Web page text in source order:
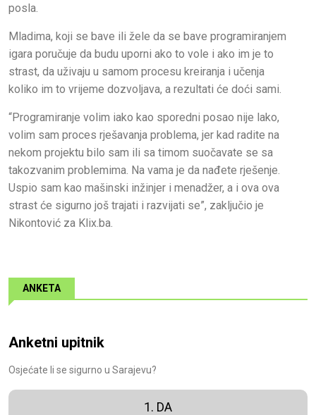
posla.
Mladima, koji se bave ili žele da se bave programiranjem
igara poručuje da budu uporni ako to vole i ako im je to
strast, da uživaju u samom procesu kreiranja i učenja
koliko im to vrijeme dozvoljava, a rezultati će doći sami.
“Programiranje volim iako kao sporedni posao nije lako,
volim sam proces rješavanja problema, jer kad radite na
nekom projektu bilo sam ili sa timom suočavate se sa
takozvanim problemima. Na vama je da nađete rješenje.
Uspio sam kao mašinski inžinjer i menadžer, a i ova ova
strast će sigurno još trajati i razvijati se”, zaključio je
Nikontović za Klix.ba.
ANKETA
Anketni upitnik
Osjećate li se sigurno u Sarajevu?
1. DA